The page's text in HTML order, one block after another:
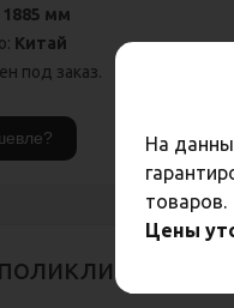
1885 мм
Китай
под заказ.
На
товаров.
Цены